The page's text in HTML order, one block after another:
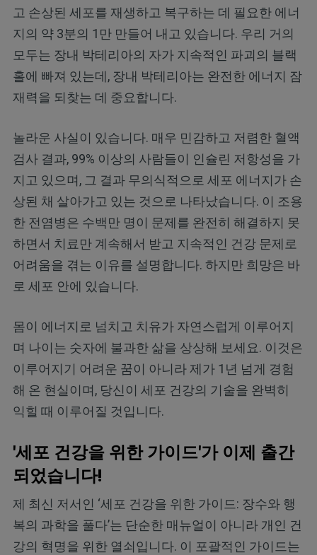
고 손상된 세포를 재생하고 복구하는 데 필요한 에너
지의 약 3분의 1만 만들어 내고 있습니다. 우리 거의
모두는 장내 박테리아의 자가 지속적인 파괴의 블랙
홀에 빠져 있는데, 장내 박테리아는 완전한 에너지 잠
재력을 되찾는 데 중요합니다.
놀라운 사실이 있습니다. 매우 민감하고 저렴한 혈액
검사 결과, 99% 이상의 사람들이 인슐린 저항성을 가
지고 있으며, 그 결과 무의식적으로 세포 에너지가 손
상된 채 살아가고 있는 것으로 나타났습니다. 이 조용
한 전염병은 수백만 명이 문제를 완전히 해결하지 못
하면서 치료만 계속해서 받고 지속적인 건강 문제로
어려움을 겪는 이유를 설명합니다. 하지만 희망은 바
로 세포 안에 있습니다.
몸이 에너지로 넘치고 치유가 자연스럽게 이루어지
며 나이는 숫자에 불과한 삶을 상상해 보세요. 이것은
이루어지기 어려운 꿈이 아니라 제가 1년 넘게 경험
해 온 현실이며, 당신이 세포 건강의 기술을 완벽히
익힐 때 이루어질 것입니다.
'세포 건강을 위한 가이드'가 이제 출간
되었습니다!
제 최신 저서인 ‘세포 건강을 위한 가이드: 장수와 행
복의 과학을 풀다’는 단순한 매뉴얼이 아니라 개인 건
강의 혁명을 위한 열쇠입니다. 이 포괄적인 가이드는